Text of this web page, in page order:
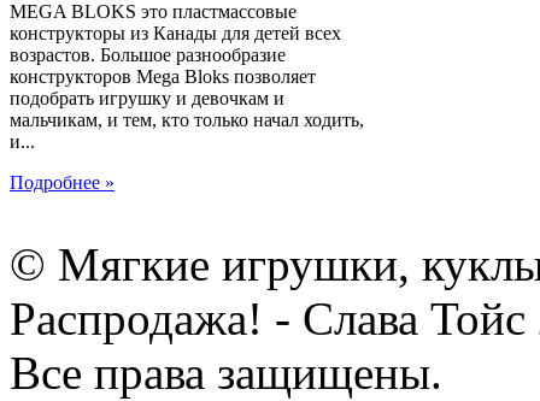
MEGA BLOKS это пластмассовые
конструкторы из Канады для детей всех
возрастов. Большое разнообразие
конструкторов Mega Bloks позволяет
подобрать игрушку и девочкам и
мальчикам, и тем, кто только начал ходить,
и...
Подробнее »
© Мягкие игрушки,
Распродажа! - Слава Тойс
Все права защищены.